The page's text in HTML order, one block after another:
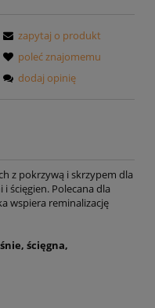
zapytaj o produkt
poleć znajomemu
dodaj opinię
z pokrzywą i skrzypem dla
ścięgien. Polecana dla
wspiera reminalizację
ścięgna,